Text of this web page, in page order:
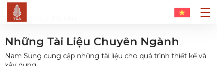
Trang chủ
Những Tài Liệu Chuyên Ngành
Nam Sung cung cập những tài liệu cho quá trình thiết kế và